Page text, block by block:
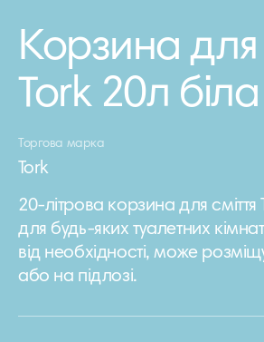
Корзина для
Tork 20л
Торгова марка
Tork
20-літрова корзина для сміття
для будь-яких туалетних
від необхідності, може
або на підлозі.